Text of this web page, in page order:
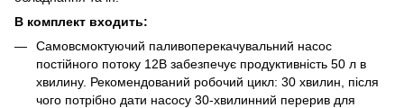
В комплект входить:
Самовсмоктуючий паливоперекачувальний насос
постійного потоку 12В забезпечує продуктивність 50 л в
хвилину. Рекомендований робочий цикл: 30 хвилин, після
чого потрібно дати насосу 30-хвилинний перерив для